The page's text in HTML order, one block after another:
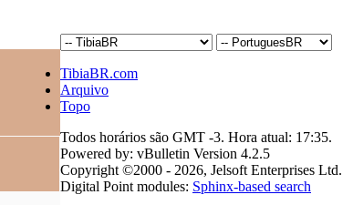
TibiaBR.com
Arquivo
Topo
Todos horários são GMT -3. Hora atual: 17:35.
Powered by: vBulletin Version 4.2.5
Copyright ©2000 - 2026, Jelsoft Enterprises Ltd.
Digital Point modules: Sphinx-based search